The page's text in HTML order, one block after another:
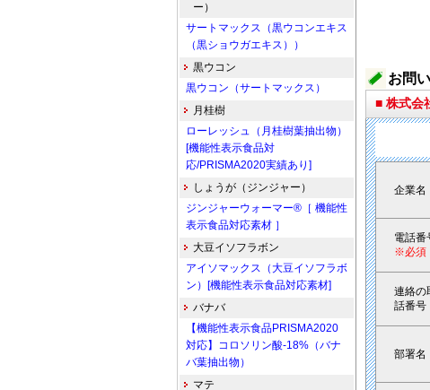
お問
■ 株式会
企業名
電話番
※必須
連絡の
話番号
部署名
ー）
サートマックス（黒ウコンエキス
（黒ショウガエキス））
黒ウコン
黒ウコン（サートマックス）
月桂樹
ローレッシュ（月桂樹葉抽出物）
[機能性表示食品対
応/PRISMA2020実績あり]
しょうが（ジンジャー）
ジンジャーウォーマー®［ 機能性
表示食品対応素材 ］
大豆イソフラボン
アイソマックス（大豆イソフラボ
ン）[機能性表示食品対応素材]
バナバ
【機能性表示食品PRISMA2020
対応】コロソリン酸-18%（バナ
バ葉抽出物）
マテ